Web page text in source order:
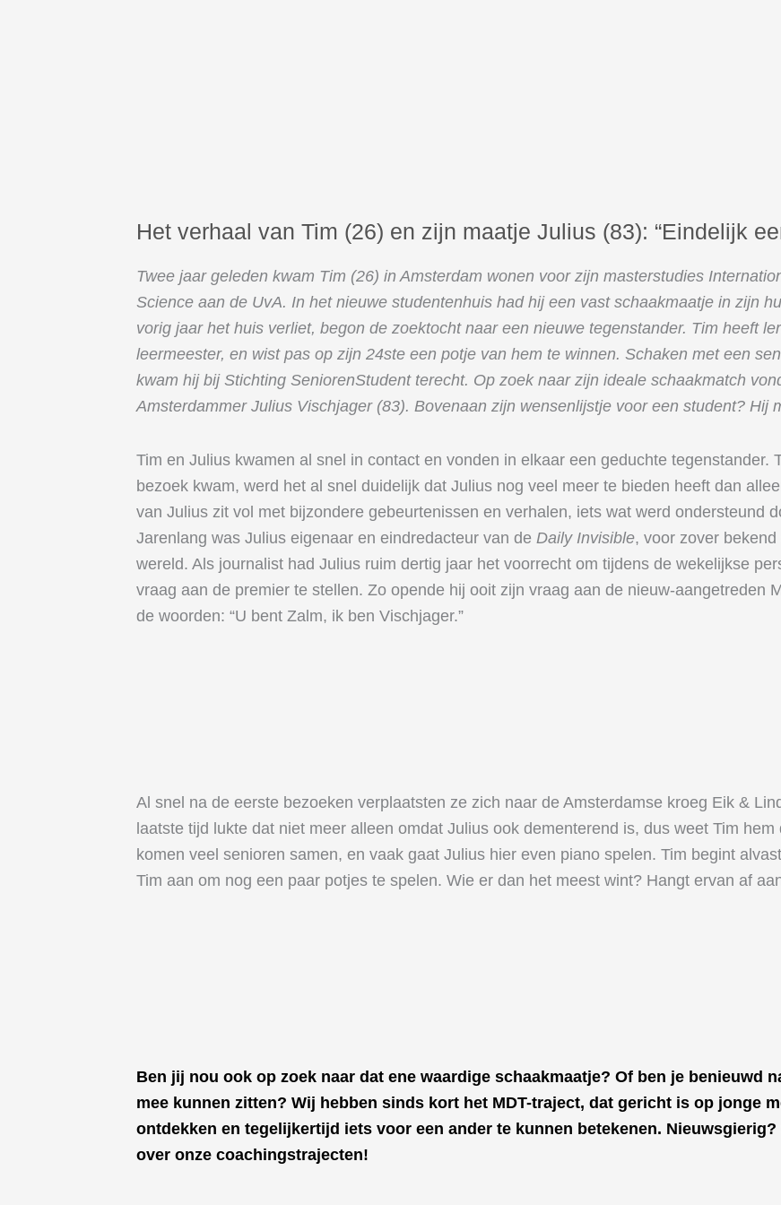
Het verhaal van Tim (26) en zijn maatje Julius (83): “Eindelijk
Twee jaar geleden kwam Tim (26) in Amsterdam wonen voor zijn masterstudies
Science aan de UvA. In het nieuwe studentenhuis had hij een vast schaakmaatje in zijn
vorig jaar het huis verliet, begon de zoektocht naar een nieuwe tegenstander. Tim heeft
leermeester, en wist pas op zijn 24ste een potje van hem te winnen. Schaken met een
kwam hij bij Stichting SeniorenStudent terecht. Op zoek naar zijn ideale schaakmatch
Amsterdammer Julius Vischjager (83). Bovenaan zijn wensenlijstje voor een student? Hij
Tim en Julius kwamen al snel in contact en vonden in elkaar een geduchte tegenstander.
bezoek kwam, werd het al snel duidelijk dat Julius nog veel meer te bieden heeft dan
van Julius zit vol met bijzondere gebeurtenissen en verhalen, iets wat werd ondersteund
Jarenlang was Julius eigenaar en eindredacteur van de Daily Invisible, voor zover
wereld. Als journalist had Julius ruim dertig jaar het voorrecht om tijdens de wekelijkse
vraag aan de premier te stellen. Zo opende hij ooit zijn vraag aan de nieuw-aangetreden
de woorden: “U bent Zalm, ik ben Vischjager.”
Al snel na de eerste bezoeken verplaatsten ze zich naar de Amsterdamse kroeg Eik &
laatste tijd lukte dat niet meer alleen omdat Julius ook dementerend is, dus weet Tim
komen veel senioren samen, en vaak gaat Julius hier even piano spelen. Tim begint
Tim aan om nog een paar potjes te spelen. Wie er dan het meest wint? Hangt ervan af
Ben jij nou ook op zoek naar dat ene waardige schaakmaatje? Of ben je benieuwd
mee kunnen zitten? Wij hebben sinds kort het MDT-traject, dat gericht is op jonge
ontdekken en tegelijkertijd iets voor een ander te kunnen betekenen.
over onze coachingstrajecten!